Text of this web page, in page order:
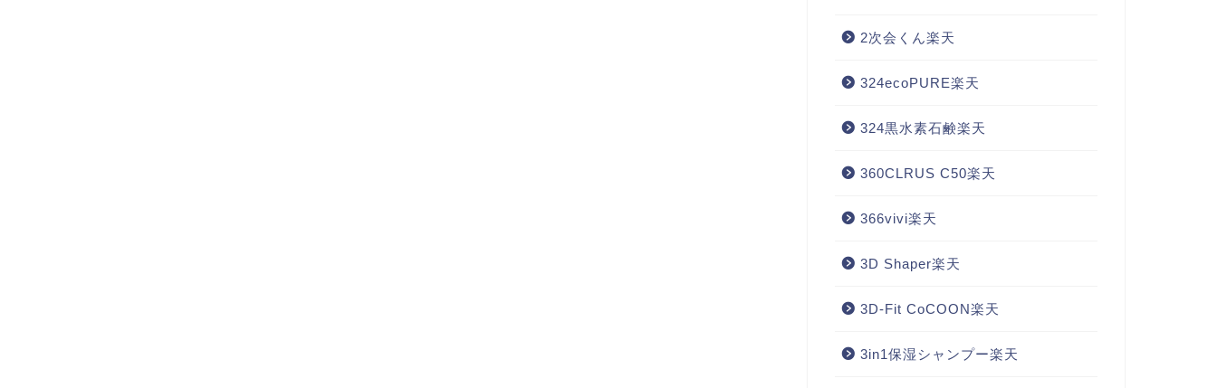
2次会くん楽天
324ecoPURE楽天
324黒水素石鹸楽天
360CLRUS C50楽天
366vivi楽天
3D Shaper楽天
3D-Fit CoCOON楽天
3in1保湿シャンプー楽天